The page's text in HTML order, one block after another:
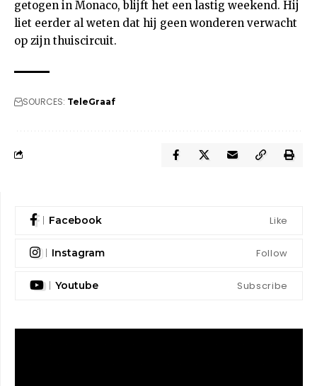
getogen in Monaco, blijft het een lastig weekend. Hij
liet eerder al weten dat hij geen wonderen verwacht
op zijn thuiscircuit.
SOURCES: TeleGraaf
Facebook Like
Instagram Follow
Youtube Subscribe